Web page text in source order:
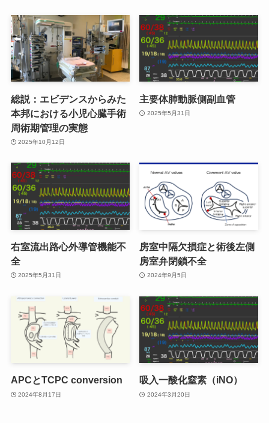
総説：エビデンスからみた
本邦における小児心臓手術
周術期管理の実態
2025年10月12日
主要体肺動脈側副血管
2025年5月31日
右室流出路心外導管機能不
全
2025年5月31日
房室中隔欠損症と術後左側
房室弁閉鎖不全
2024年9月5日
APCとTCPC conversion
2024年8月17日
吸入一酸化窒素（iNO）
2024年3月20日